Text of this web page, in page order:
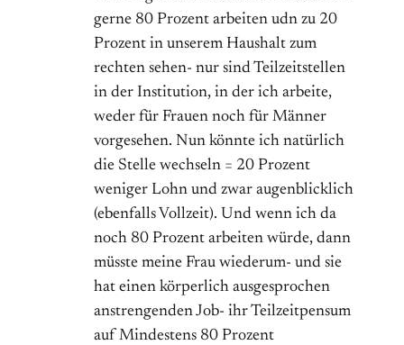
gerne 80 Prozent arbeiten udn zu 20
Prozent in unserem Haushalt zum
rechten sehen- nur sind Teilzeitstellen
in der Institution, in der ich arbeite,
weder für Frauen noch für Männer
vorgesehen. Nun könnte ich natürlich
die Stelle wechseln = 20 Prozent
weniger Lohn und zwar augenblicklich
(ebenfalls Vollzeit). Und wenn ich da
noch 80 Prozent arbeiten würde, dann
müsste meine Frau wiederum- und sie
hat einen körperlich ausgesprochen
anstrengenden Job- ihr Teilzeitpensum
auf Mindestens 80 Prozent